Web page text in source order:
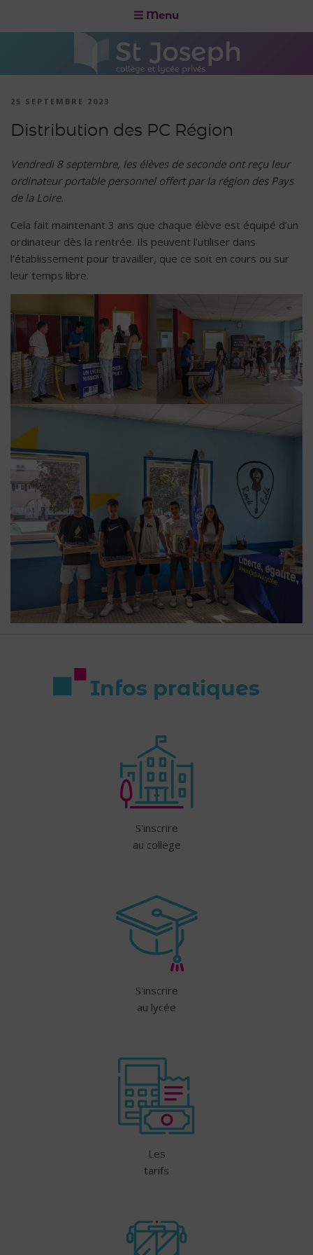
Menu
25 SEPTEMBRE 2023
Distribution des PC Région
Vendredi 8 septembre, les élèves de seconde ont reçu leur
ordinateur portable personnel offert par la région des Pays
de la Loire.
Cela fait maintenant 3 ans que chaque élève est équipé d’un
ordinateur dès la rentrée. Ils peuvent l’utiliser dans
l’établissement pour travailler, que ce soit en cours ou sur
leur temps libre.
Infos pratiques
S'inscrire
au collège
S'inscrire
au lycée
Les
tarifs